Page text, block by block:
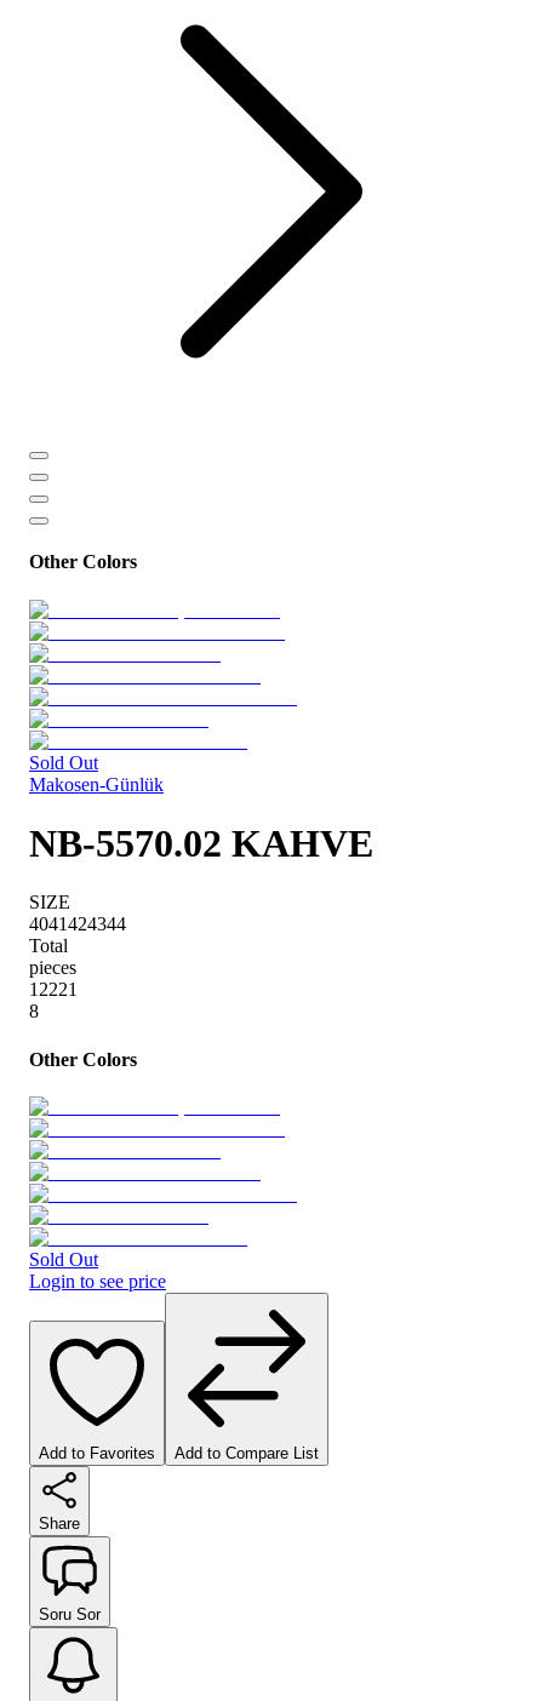
Other Colors
Sold Out
Makosen-Günlük
NB-5570.02 KAHVE
SIZE
4041424344
Total
pieces
12221
8
Other Colors
Sold Out
Login to see price
Add to Favorites Add to Compare List
Share
Soru Sor